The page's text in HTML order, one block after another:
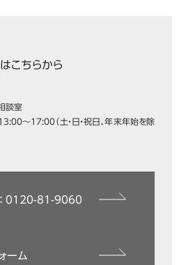
こちらから
談室
～17:00（土・日・祝日、年末年始を除
0120-81-9060
ーム